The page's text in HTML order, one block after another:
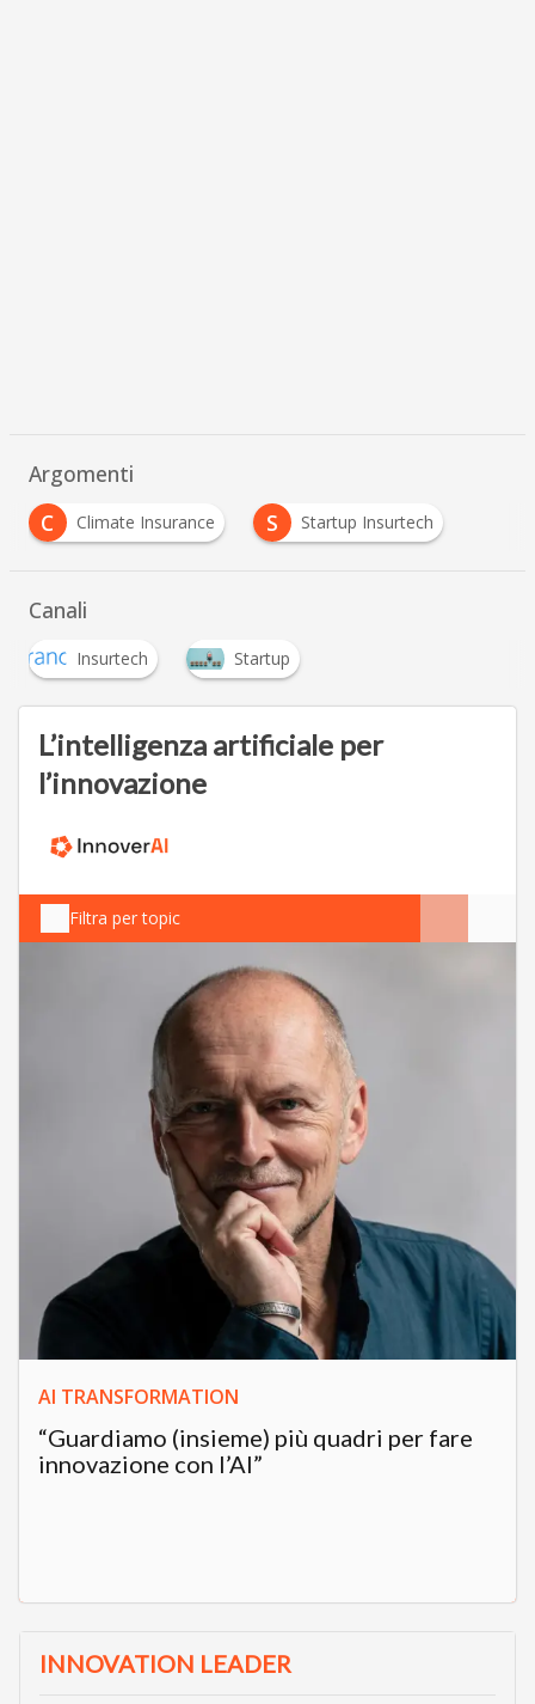
Argomenti
C
Climate Insurance S Startup Insurtech
Canali
Insurtech Startup
L’intelligenza artificiale per
l’innovazione
Filtra per topic
AI TRANSFORMATION
“Guardiamo (insieme) più quadri per fare
innovazione con l’AI”
INNOVATION LEADER